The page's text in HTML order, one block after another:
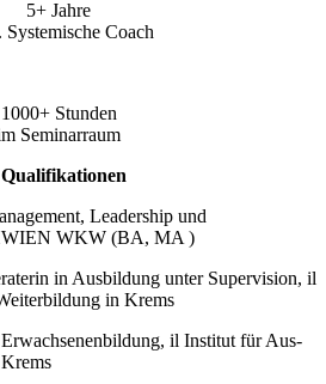
5+ Jahre
Coach
1000+ Stunden
Seminarraum
Leadership und
WKW (BA, MA )
in Ausbildung unter Supervision, il
in Krems
il Institut für Aus-